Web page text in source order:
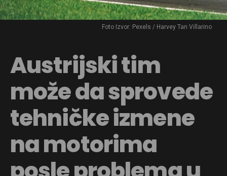
Foto Izvor: Pexels / Harvey Tan Villarino
Austrijski tim
može da sprovede
tehničke izmene
na motorima